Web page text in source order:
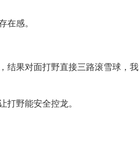
在感。
结果对面打野直接三路滚雪球，我
打野能安全控龙。